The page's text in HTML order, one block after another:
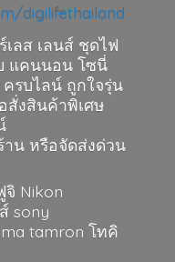
digilifethailand
เลส เลนส์ ชุดไฟ
แคนนอน โซนี่
รบไลน์ ถูกใจรุ่น
สั่งสินค้าพิเศษ
าน หรือจัดส่งด่วน
จิ Nikon
sony
tamron โทคิ